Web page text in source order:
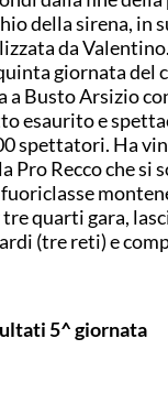
della sirena, in
da Valentino.
giornata del
a Busto Arsizio
esaurito e
spettatori. Ha
Pro Recco che si
tre quarti gara,
(tre reti) e
5^ giornata